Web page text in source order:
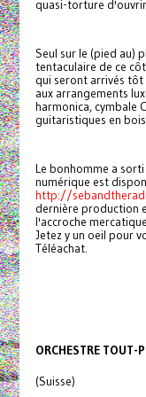
quasi-torture
Seul sur le (pied au)
tentaculaire de ce
qui seront arrivés
aux arrangements
harmonica, cymbale
guitaristiques en
Le bonhomme a
numérique est
http://
dernière production
l'accroche
Jetez y un oeil pour
Téléachat.
ORCHESTRE TOUT-
(Suisse)